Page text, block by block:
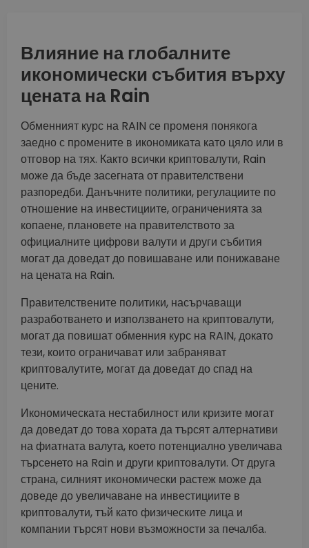
Влияние на глобалните
икономически събития върху
цената на Rain
Обменният курс на RAIN се променя понякога
заедно с промените в икономиката като цяло или в
отговор на тях. Както всички криптовалути, Rain
може да бъде засегната от правителствени
разпоредби. Данъчните политики, регулациите по
отношение на инвестициите, ограниченията за
копаене, плановете на правителството за
официалните цифрови валути и други събития
могат да доведат до повишаване или понижаване
на цената на Rain.
Правителствените политики, насърчаващи
разработването и използването на криптовалути,
могат да повишат обменния курс на RAIN, докато
тези, които ограничават или забраняват
криптовалутите, могат да доведат до спад на
цените.
Икономическата нестабилност или кризите могат
да доведат до това хората да търсят алтернативи
на фиатната валута, което потенциално увеличава
търсенето на Rain и други криптовалути. От друга
страна, силният икономически растеж може да
доведе до увеличаване на инвестициите в
криптовалути, тъй като физическите лица и
компании търсят нови възможности за печалба.